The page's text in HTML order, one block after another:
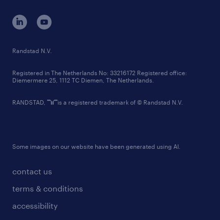
corporate governance
randstad innovation fund
country websites
contact us
terms & conditions
accessibility
Randstad N.V.
Registered in The Netherlands No: 33216172 Registered office:
Diemermere 25, 1112 TC Diemen, The Netherlands.
RANDSTAD, is a registered trademark of © Randstad N.V.
Some images on our website have been generated using AI.